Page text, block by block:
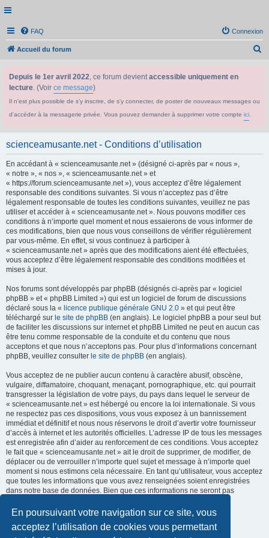
En poursuivant votre navigation sur ce site, vous
acceptez l’utilisation de cookies vous permettant
FAQ Connexion
Accueil du forum
Depuis le 1er avril 2022, ce forum devientaccessible uniquement en
lecture. (Voir ce message)
Il n'est plus possible de s'y inscrire, de s'y connecter, de poster de nouveaux messages ou
d'accéder à la messagerie privée. Vous pouvez demander à supprimer votre compte ici
scienceamusante.net - Conditions d’utilisation
En accédant à « scienceamusante.net » (désigné ci-après par « nous »,
« notre », « nos », « scienceamusante.net » et
« https://forum.scienceamusante.net »), vous acceptez d’être légalement
responsable des conditions suivantes. Si vous n’acceptez pas d’être
légalement responsable de toutes les conditions suivantes, veuillez ne pas
utiliser et accéder à « scienceamusante.net ». Nous pouvons modifier ces
conditions à n’importe quel moment et nous essaierons de vous informer de
ces modifications, bien que nous vous conseillons de vérifier régulièrement
par vous-même. En effet, si vous continuez à participer à
« scienceamusante.net » après que des modifications aient été effectuées,
vous acceptez d’être légalement responsable des conditions modifiées et
mises à jour.
Nos forums sont développés par phpBB (désignés ci-après par « logiciel
phpBB » et « phpBB Limited ») qui est un logiciel de forum de discussions
déclaré sous la « licence publique générale GNU 2.0 » et qui peut être
téléchargé sur le site de phpBB (en anglais). Le logiciel phpBB a pour seul but
de faciliter les discussions sur internet et phpBB Limited ne peut en aucun cas
être tenu comme responsable de la conduite et du contenu que nous
acceptons et que nous n’acceptons pas. Pour plus d’informations concernant
phpBB, veuillez consulter le site de phpBB (en anglais).
Vous acceptez de ne publier aucun contenu à caractère abusif, obscène,
vulgaire, diffamatoire, choquant, menaçant, pornographique, etc. qui pourrait
transgresser la législation de votre pays, du pays dans lequel le serveur de
« scienceamusante.net » est hébergé ou encore la loi internationale. Si vous
ne respectez pas ces dispositions, vous vous exposez à un bannissement
immédiat et définitif et nous nous réservons le droit d’avertir votre fournisseur
d’accès à internet et les autorités officielles. L’adresse IP de tous les messages
est enregistrée afin d’aider au renforcement de ces conditions. Vous acceptez
le fait que « scienceamusante.net » ait le droit de supprimer, de modifier, de
déplacer ou de verrouiller n’importe quel sujet et message à n’importe quel
moment si nous estimons cela nécessaire. En tant qu’utilisateur, vous acceptez
que toutes les informations que vous avez renseignées soient enregistrées
dans notre base de données. Bien que ces informations ne seront pas
« scienceamusante.net », ni phpBB, ne pourront être tenus comme
responsables en cas de tentative de piratage informatique visant à
compromettre vos données.